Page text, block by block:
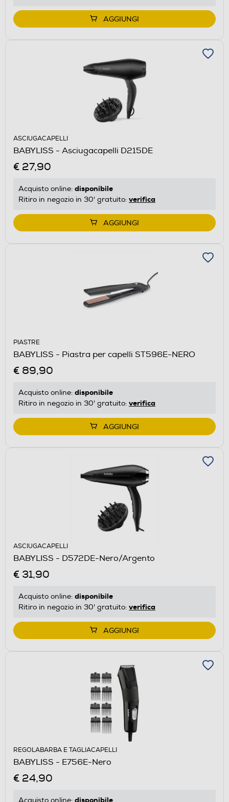
AGGIUNGI
ASCIUGACAPELLI
BABYLISS - Asciugacapelli D215DE
€ 27,90
Acquisto online: disponibile
Ritiro in negozio in 30' gratuito: verifica
AGGIUNGI
PIASTRE
BABYLISS - Piastra per capelli ST596E-NERO
€ 89,90
Acquisto online: disponibile
Ritiro in negozio in 30' gratuito: verifica
AGGIUNGI
ASCIUGACAPELLI
BABYLISS - D572DE-Nero/Argento
€ 31,90
Acquisto online: disponibile
Ritiro in negozio in 30' gratuito: verifica
AGGIUNGI
REGOLABARBA E TAGLIACAPELLI
BABYLISS - E756E-Nero
€ 24,90
Acquisto online: disponibile